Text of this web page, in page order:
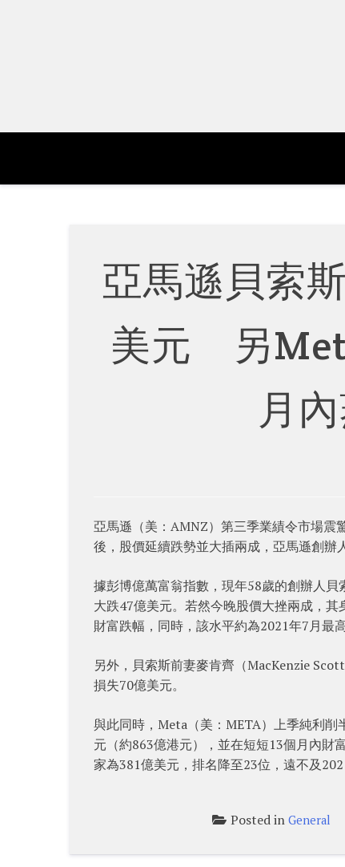
亞馬遜貝索
美元 另
月
亞馬遜（美：AMNZ）第三季業績令市場震
後，股價延續跌勢並大插兩成，亞馬遜創辦
據彭博億萬富翁指數，現年58歲的創辦人
大跌47億美元。若然今晚股價大挫兩成，
財富跌幅，同時，該水平約為2021年7月最
另外，貝索斯前妻麥肯齊（MacKenzie
損失70億美元。
與此同時，Meta（美：META）上季純利
元（約863億港元），並在短短13個月內財
家為381億美元，排名降至23位，遠不及
Posted inGeneral